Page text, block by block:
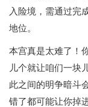
入险境，需通过完
地位。
本宫真是太难了！
儿个就让咱们一块
此之间的明争暗斗
错了都可能让你掉